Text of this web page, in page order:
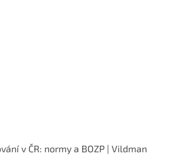
v ČR: normy a BOZP | Vildman